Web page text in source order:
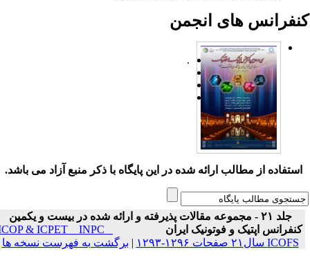
های انجمن
.
استفاده از مطالب ارائه شده در این پایگاه با ذکر منبع آزاد می باشد.
جلد ۲۱ - مجموعه مقالات پذیرفته و ارائه شده در بیست و یکمین
کنفرانس اپتیک و فوتونیک ایران
ICOP & ICPET _ INPC _
ICOFS سال۲۱ صفحات ۱۲۹۶-۱۲۹۳
| برگشت به فهرست نسخه ها